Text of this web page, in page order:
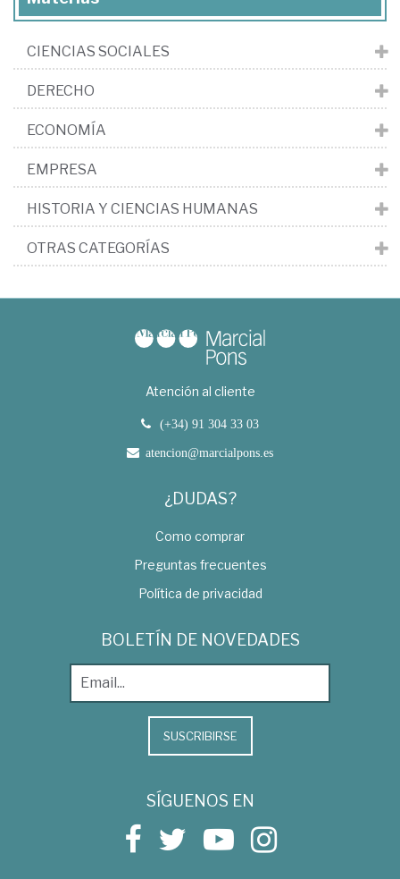
CIENCIAS SOCIALES
DERECHO
ECONOMÍA
EMPRESA
HISTORIA Y CIENCIAS HUMANAS
OTRAS CATEGORÍAS
Atención al cliente
(+34) 91 304 33 03
atencion@marcialpons.es
¿DUDAS?
Como comprar
Preguntas frecuentes
Política de privacidad
BOLETÍN DE NOVEDADES
SUSCRIBIRSE
SÍGUENOS EN